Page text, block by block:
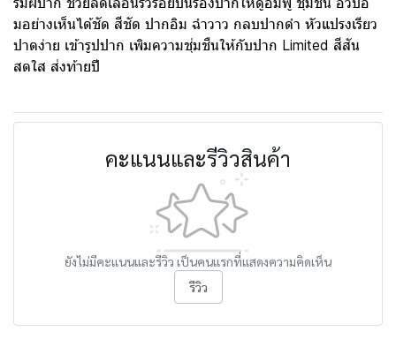
มอย่างเห็นได้ชัด สีชัด ปากอิม ฉําวาว กลบปากดํา หัวแปรงเรียว
ปาดง่าย เข้ารูปปาก เพิมความชุ่มชืนให้กับปาก Limited สีสัน
สดใส ส่งท้ายปี
คะแนนและรีวิวสินค้า
ยังไม่มีคะแนนและรีวิว เป็นคนแรกที่แสดงความคิดเห็น
รีวิว